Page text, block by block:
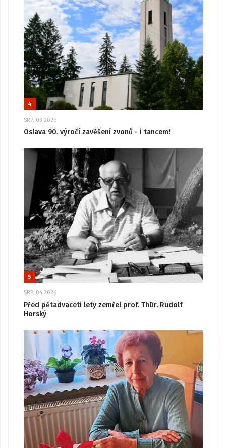
4
SRP, 03 2026
Oslava 90. výročí zavěšení zvonů - i tancem!
5
SRP, 04 2026
Před pětadvaceti lety zemřel prof. ThDr. Rudolf
Horský